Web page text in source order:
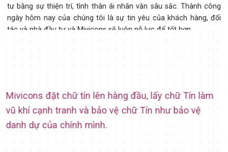
tư bằng sự thiện trí, tình thân ái nhân văn sâu sắc. Thành công
ngày hôm nay của chúng tôi là sự tin yêu của khách hàng, đối
tác và nhà đầu tư và Mivicons sẽ luôn nỗ lực để tốt hơn.
Mivicons đặt chữ tín lên hàng đầu, lấy chữ Tín làm
vũ khí cạnh tranh và bảo vệ chữ Tín như bảo vệ
danh dự của chính mình.